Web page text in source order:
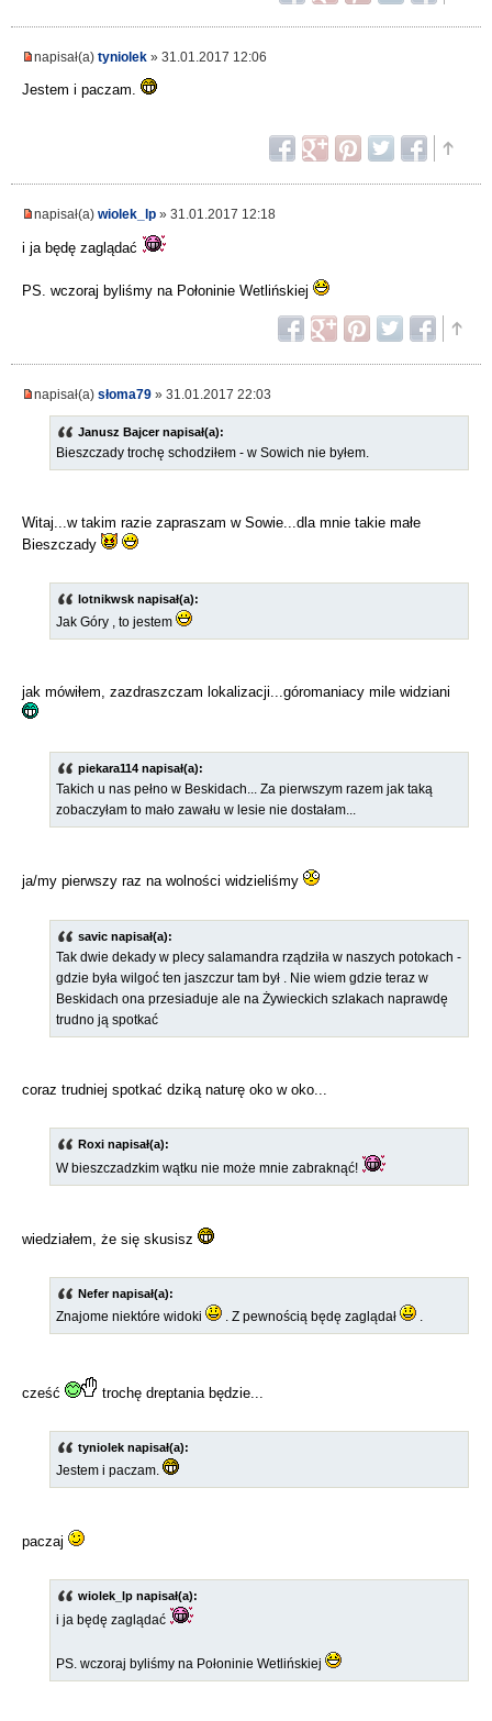
napisał(a) tyniolek » 31.01.2017 12:06
Jestem i paczam.
napisał(a) wiolek_lp » 31.01.2017 12:18
i ja będę zaglądać
PS. wczoraj byliśmy na Połoninie Wetlińskiej
napisał(a) słoma79 » 31.01.2017 22:03
Janusz Bajcer napisał(a):
Bieszczady trochę schodziłem - w Sowich nie byłem.
Witaj...w takim razie zapraszam w Sowie...dla mnie takie małe
Bieszczady
lotnikwsk napisał(a):
Jak Góry , to jestem
jak mówiłem, zazdraszczam lokalizacji...góromaniacy mile widziani
piekara114 napisał(a):
Takich u nas pełno w Beskidach... Za pierwszym razem jak taką
zobaczyłam to mało zawału w lesie nie dostałam...
ja/my pierwszy raz na wolności widzieliśmy
savic napisał(a):
Tak dwie dekady w plecy salamandra rządziła w naszych potokach -
gdzie była wilgoć ten jaszczur tam był . Nie wiem gdzie teraz w
Beskidach ona przesiaduje ale na Żywieckich szlakach naprawdę
trudno ją spotkać
coraz trudniej spotkać dziką naturę oko w oko...
Roxi napisał(a):
W bieszczadzkim wątku nie może mnie zabraknąć!
wiedziałem, że się skusisz
Nefer napisał(a):
Znajome niektóre widoki . Z pewnością będę zaglądał .
cześć trochę dreptania będzie...
tyniolek napisał(a):
Jestem i paczam.
paczaj
wiolek_lp napisał(a):
i ja będę zaglądać
PS. wczoraj byliśmy na Połoninie Wetlińskiej